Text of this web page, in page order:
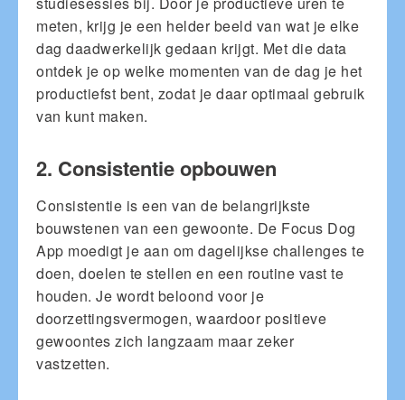
meten, krijg je een helder beeld van wat je elke
dag daadwerkelijk gedaan krijgt. Met die data
ontdek je op welke momenten van de dag je het
productiefst bent, zodat je daar optimaal gebruik
van kunt maken.
2. Consistentie opbouwen
Consistentie is een van de belangrijkste
bouwstenen van een gewoonte. De Focus Dog
App moedigt je aan om dagelijkse challenges te
doen, doelen te stellen en een routine vast te
houden. Je wordt beloond voor je
doorzettingsvermogen, waardoor positieve
gewoontes zich langzaam maar zeker
vastzetten.